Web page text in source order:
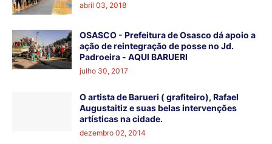
abril 03, 2018
OSASCO - Prefeitura de Osasco dá apoio a
ação de reintegração de posse no Jd.
Padroeira - AQUI BARUERI
julho 30, 2017
O artista de Barueri ( grafiteiro), Rafael
Augustaitiz e suas belas intervenções
artísticas na cidade.
dezembro 02, 2014